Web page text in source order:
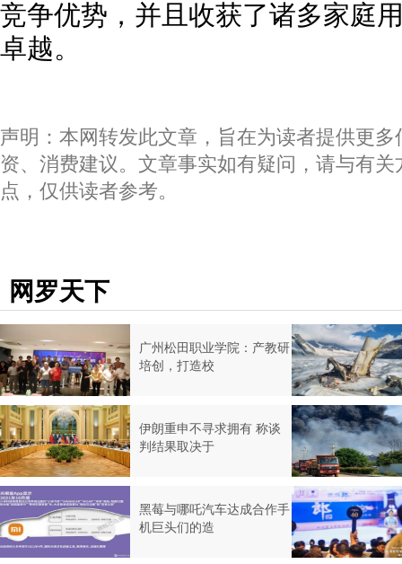
竞争优势，并且收获了诸多家庭
卓越。
声明：本网转发此文章，旨在为读者提供更
资、消费建议。文章事实如有疑问，请与有
点，仅供读者参考。
网罗天下
广州松田职业学院：产教研
培创，打造校
伊朗重申不寻求拥有 称谈
判结果取决于
黑莓与哪吒汽车达成合作手
机巨头们的造